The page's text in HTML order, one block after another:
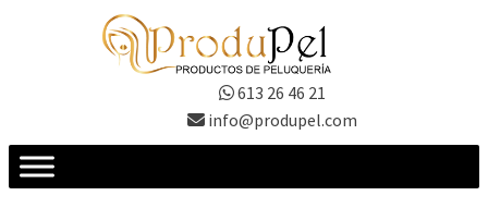
613 26 46 21
info@produpel.com